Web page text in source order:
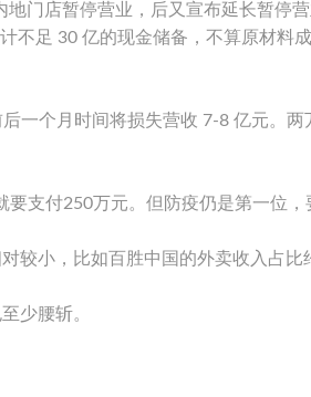
门店暂停营业，后又宣布延长暂停
足 30 亿的现金储备，不算原材料成
一个月时间将损失营收 7-8 亿元。
支付250万元。但防疫仍是第一位
较小，比如百胜中国的外卖收入占比
少腰斩。